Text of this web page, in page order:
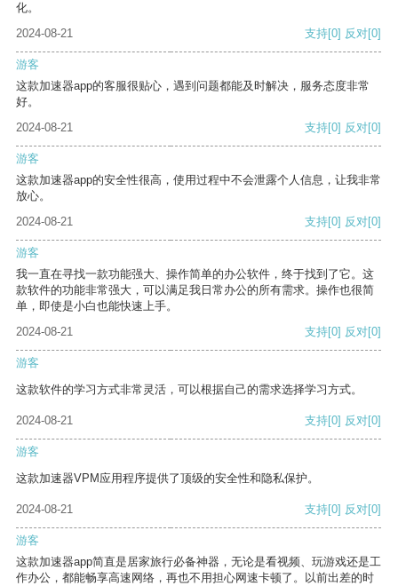
化。
2024-08-21
支持[0] 反对[0]
游客
这款加速器app的客服很贴心，遇到问题都能及时解决，服务态度非常
好。
2024-08-21
支持[0] 反对[0]
游客
这款加速器app的安全性很高，使用过程中不会泄露个人信息，让我非常
放心。
2024-08-21
支持[0] 反对[0]
游客
我一直在寻找一款功能强大、操作简单的办公软件，终于找到了它。这
款软件的功能非常强大，可以满足我日常办公的所有需求。操作也很简
单，即使是小白也能快速上手。
2024-08-21
支持[0] 反对[0]
游客
这款软件的学习方式非常灵活，可以根据自己的需求选择学习方式。
2024-08-21 支持[0] 反对[0]
游客
这款加速器VPM应用程序提供了顶级的安全性和隐私保护。
2024-08-21 支持[0] 反对[0]
游客
这款加速器app简直是居家旅行必备神器，无论是看视频、玩游戏还是工
作办公，都能畅享高速网络，再也不用担心网速卡顿了。以前出差的时